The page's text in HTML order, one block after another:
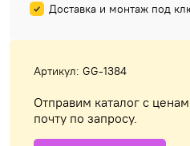
Доставка и монтаж под
Артикул: GG-1384
Отправим каталог с
почту по запросу.